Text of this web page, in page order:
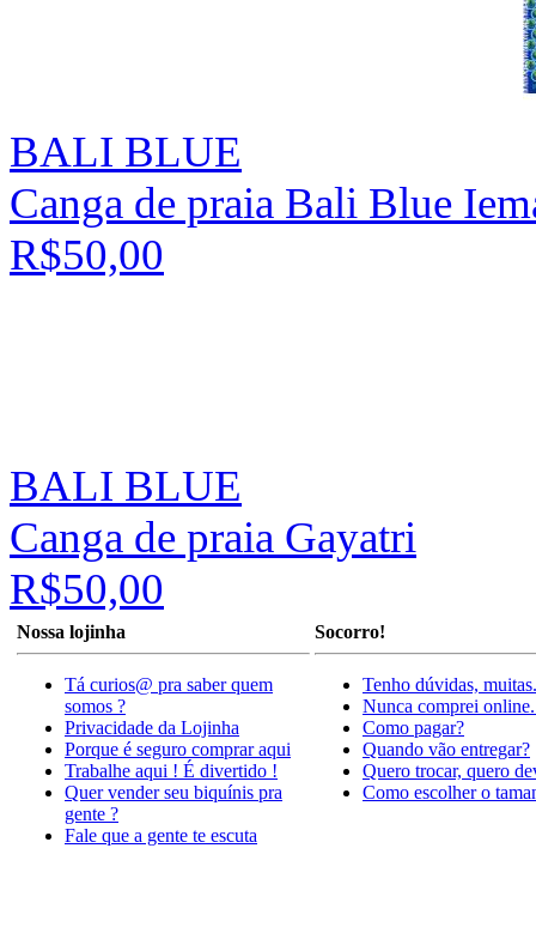
BALI BLUE
Canga de praia Bali Blue
R$50,00
BALI BLUE
Canga de praia Gayatri
R$50,00
Nossa lojinha
Tá curios@ pra saber quem
somos ?
Privacidade da Lojinha
Porque é seguro comprar aqui
Trabalhe aqui ! É divertido !
Quer vender seu biquínis pra
gente ?
Fale que a gente te escuta
Socorro!
Tenho dúvidas, muitas.
Nunca comprei online.
Como pagar?
Quando vão entregar?
Quero trocar, quero
Como escolher o